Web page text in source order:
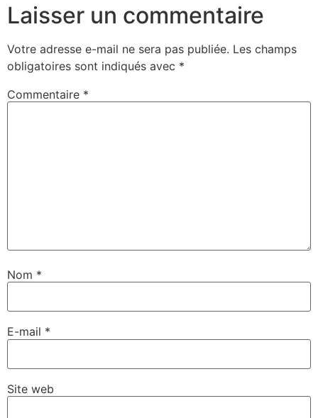
Laisser un commentaire
Votre adresse e-mail ne sera pas publiée. Les champs
obligatoires sont indiqués avec *
Commentaire *
Nom *
E-mail *
Site web